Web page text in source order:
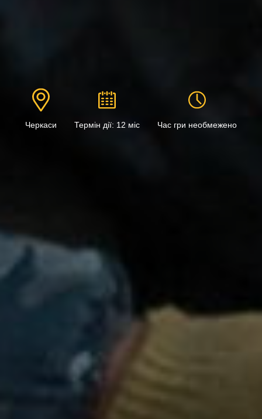
Черкаси Термін дії: 12 міс Час гри необмежено